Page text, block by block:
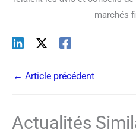
marchés
← Article précédent
Actualités